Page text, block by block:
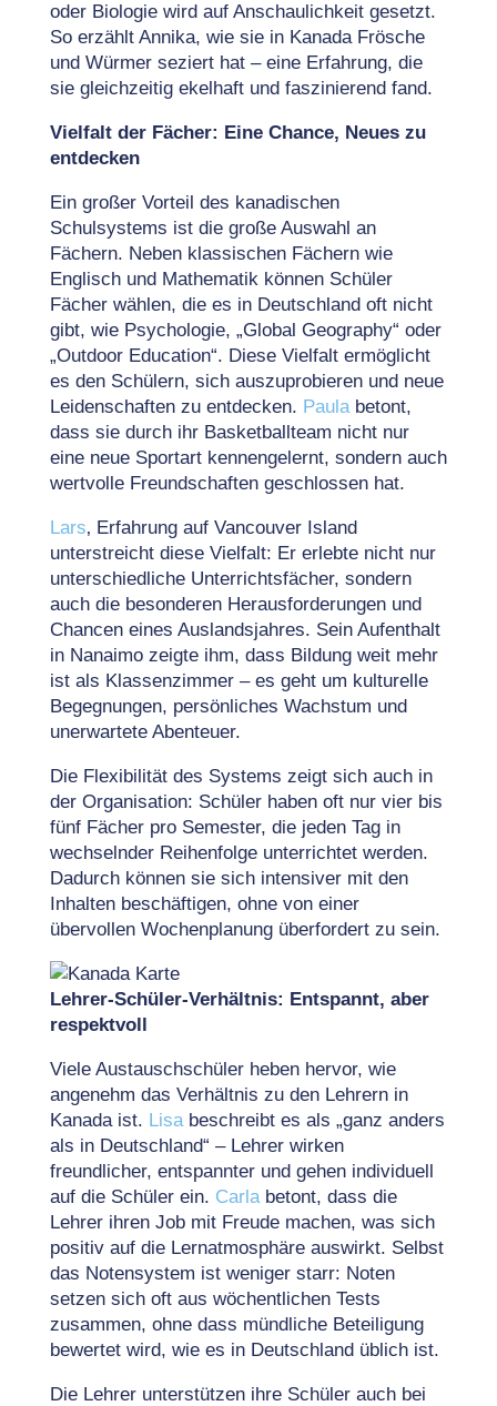
oder Biologie wird auf Anschaulichkeit gesetzt.
So erzählt Annika, wie sie in Kanada Frösche
und Würmer seziert hat – eine Erfahrung, die
sie gleichzeitig ekelhaft und faszinierend fand.
Vielfalt der Fächer: Eine Chance, Neues zu
entdecken
Ein großer Vorteil des kanadischen
Schulsystems ist die große Auswahl an
Fächern. Neben klassischen Fächern wie
Englisch und Mathematik können Schüler
Fächer wählen, die es in Deutschland oft nicht
gibt, wie Psychologie, „Global Geography“ oder
„Outdoor Education“. Diese Vielfalt ermöglicht
es den Schülern, sich auszuprobieren und neue
Leidenschaften zu entdecken. Paulabetont,
dass sie durch ihr Basketballteam nicht nur
eine neue Sportart kennengelernt, sondern auch
wertvolle Freundschaften geschlossen hat.
Lars‚ Erfahrung auf Vancouver Island
unterstreicht diese Vielfalt: Er erlebte nicht nur
unterschiedliche Unterrichtsfächer, sondern
auch die besonderen Herausforderungen und
Chancen eines Auslandsjahres. Sein Aufenthalt
in Nanaimo zeigte ihm, dass Bildung weit mehr
ist als Klassenzimmer – es geht um kulturelle
Begegnungen, persönliches Wachstum und
unerwartete Abenteuer.
Die Flexibilität des Systems zeigt sich auch in
der Organisation: Schüler haben oft nur vier bis
fünf Fächer pro Semester, die jeden Tag in
wechselnder Reihenfolge unterrichtet werden.
Dadurch können sie sich intensiver mit den
Inhalten beschäftigen, ohne von einer
übervollen Wochenplanung überfordert zu sein.
Lehrer-Schüler-Verhältnis: Entspannt, aber
respektvoll
Viele Austauschschüler heben hervor, wie
angenehm das Verhältnis zu den Lehrern in
Kanada ist. Lisabeschreibt es als „ganz anders
als in Deutschland“ – Lehrer wirken
freundlicher, entspannter und gehen individuell
auf die Schüler ein. Carlabetont, dass die
Lehrer ihren Job mit Freude machen, was sich
positiv auf die Lernatmosphäre auswirkt. Selbst
das Notensystem ist weniger starr: Noten
setzen sich oft aus wöchentlichen Tests
zusammen, ohne dass mündliche Beteiligung
bewertet wird, wie es in Deutschland üblich ist.
Die Lehrer unterstützen ihre Schüler auch bei